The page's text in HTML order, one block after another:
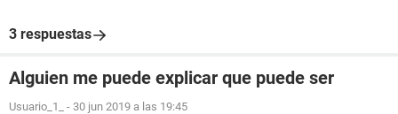
3 respuestas
Alguien me puede explicar que puede ser
Usuario_1_ - 30 jun 2019 a las 19:45